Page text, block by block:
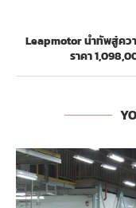
Leapmotor นำทัพสู่คว
ราคา